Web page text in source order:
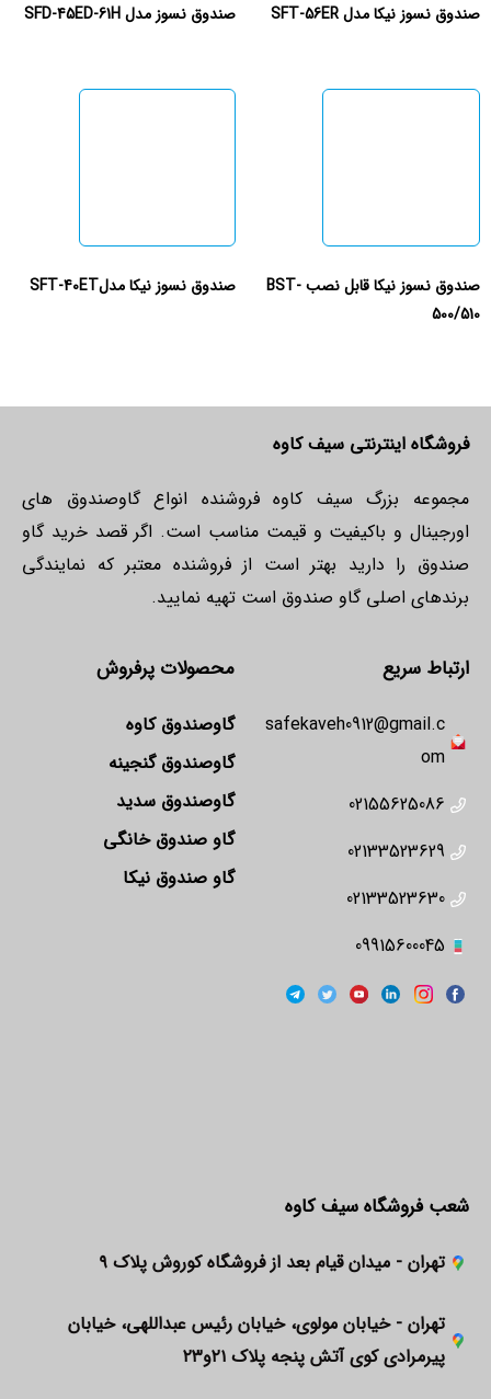
صندوق نسوز نیکا مدل SFT-56ER صندوق نسوز مدل SFD-45ED-61H
صندوق نسوز نیکا قابل نصب BST-
500/510
صندوق نسوز نیکا مدلSFT-40ET
فروشگاه اینترنتی سیف کاوه
مجموعه بزرگ سیف کاوه فروشنده انواع گاوصندوق های
اورجینال و باکیفیت و قیمت مناسب است. اگر قصد خرید گاو
صندوق را دارید بهتر است از فروشنده معتبر که نمایندگی
برندهای اصلی گاو صندوق است تهیه نمایید.
ارتباط سریع
safekaveh0912@gmail.c
om
02155625086
02133523629
02133523630
09915600045
محصولات پرفروش
گاوصندوق کاوه
گاوصندوق گنجینه
گاوصندوق سدید
گاو صندوق خانگی
گاو صندوق نیکا
شعب فروشگاه سیف کاوه
تهران - میدان قیام بعد از فروشگاه کوروش پلاک ۹
تهران - خیابان مولوی، خیابان رئیس عبداللهی، خیابان
پیرمرادی کوی آتش پنجه پلاک ۲۱و۲۳